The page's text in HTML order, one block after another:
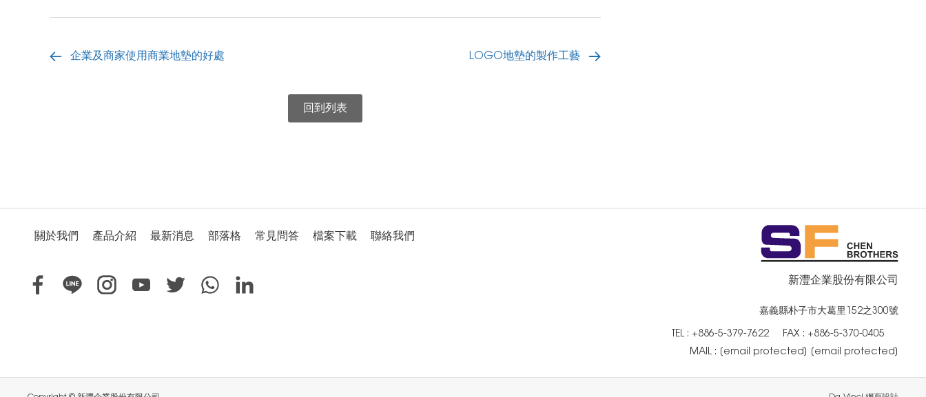
企業及商家使用商業地墊的好處 LOGO地墊的製作工藝
回到列表
關於我們 產品介紹 最新消息 部落格 常見問答 檔案下載 聯絡我們
新灃企業股份有限公司
嘉義縣朴子市大葛里152之300號
TEL : +886-5-379-7622
FAX : +886-5-370-0405
MAIL : [email protected] [email protected]